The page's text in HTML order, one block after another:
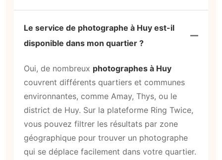
Le service de photographe à Huy est-il
disponible dans mon quartier ?
Oui, de nombreux photographes à Huy
couvrent différents quartiers et communes
environnantes, comme Amay, Thys, ou le
district de Huy. Sur la plateforme Ring Twice,
vous pouvez filtrer les résultats par zone
géographique pour trouver un photographe
qui se déplace facilement dans votre quartier.